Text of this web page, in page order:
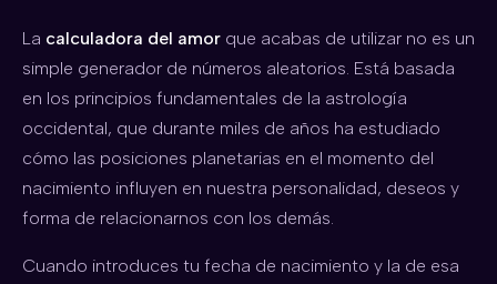
0%
PASIÓN
0%
COMUNICACIÓN
0% 0%
La calculadora del amor que acabas de utilizar no es un
simple generador de números aleatorios. Está basada
en los principios fundamentales de la astrología
occidental, que durante miles de años ha estudiado
cómo las posiciones planetarias en el momento del
nacimiento influyen en nuestra personalidad, deseos y
forma de relacionarnos con los demás.
Cuando introduces tu fecha de nacimiento y la de esa